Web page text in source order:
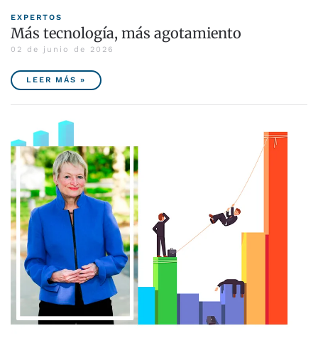
EXPERTOS
Más tecnología, más agotamiento
02 de junio de 2026
LEER MÁS »